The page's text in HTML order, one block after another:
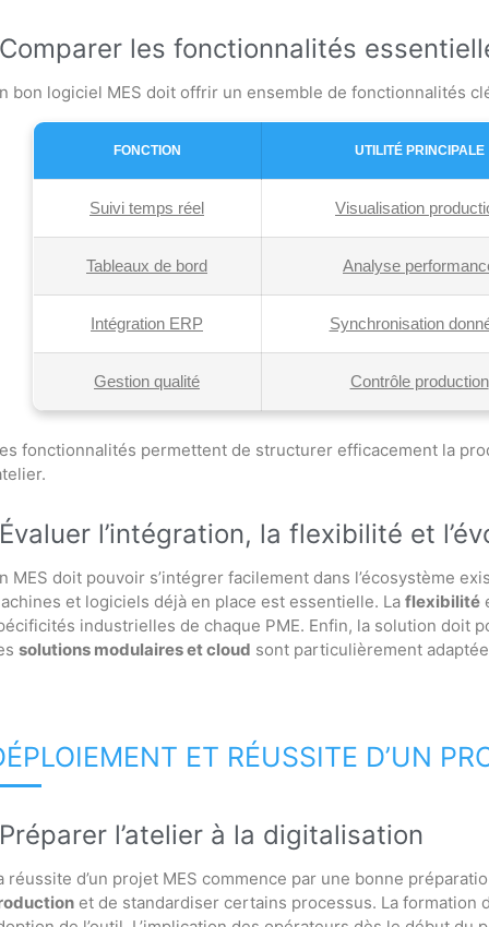
Comparer les fonctionnalités
bon logiciel MES doit offrir un ensemble de fonctionnalités
FONCTION UTILITÉ PRINCIPALE
Suivi temps réel Visualisation
Tableaux de bord Analyse
Intégration ERP Synchronisation
Gestion qualité Contrôle production
fonctionnalités permettent de structurer efficacement la
Évaluer l’intégration, la flexibilité et
MES doit pouvoir s’intégrer facilement dans l’écosystème
et logiciels déjà en place est essentielle. La flexibilité
industrielles de chaque PME. Enfin, la solution doit
solutions modulaires et cloud sont particulièrement
ET RÉUSSITE D’UN
Préparer l’atelier à la digitalisation
réussite d’un projet MES commence par une bonne
et de standardiser certains processus. La